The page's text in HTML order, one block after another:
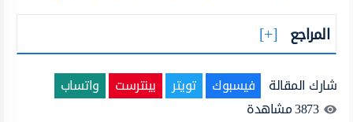
المراجع
شارك المقالة فيسبوك تويتر بينترست
واتساب
3873مشاهدة